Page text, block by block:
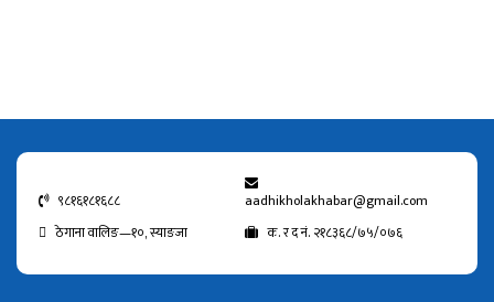
९८१६१८१६८८
aadhikholakhabar@gmail.com
ठेगाना वालिङ—१०, स्याङजा
क. र द नं. २१८३६८/७५/०७६